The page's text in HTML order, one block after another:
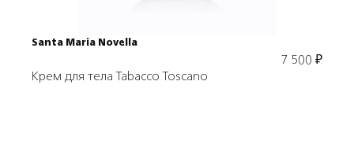
Santa Maria Novella
7 500 ₽
Крем для тела Tabacco Toscano